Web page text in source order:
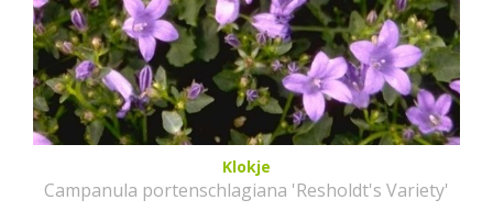
Klokje
Campanula portenschlagiana 'Resholdt's Variety'